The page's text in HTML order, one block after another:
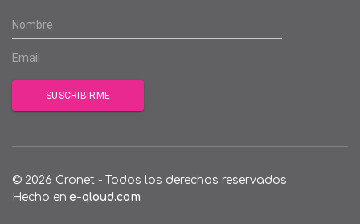
© 2026 Cronet - Todos los derechos reservados.
Hecho en e-qloud.com